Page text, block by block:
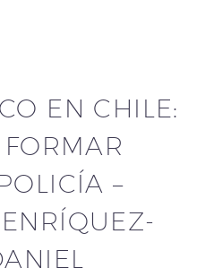
EN CHILE:
–